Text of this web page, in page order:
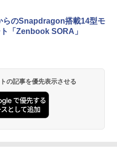
らのSnapdragon搭載14型モ
「Zenbook SORA」
の記事を優先表示させる